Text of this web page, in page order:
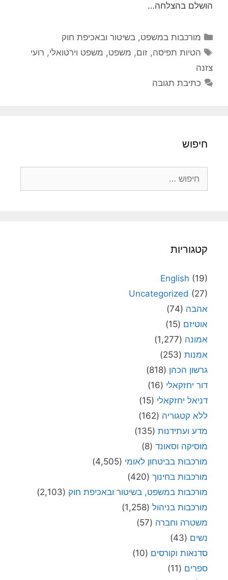
הושלם בהצלחה…
קטגוריות
מורכבות במשפט, בשיטור ובאכיפת חוק
תגיות
הטיות תפיסה,זום, משפט, משפט וירטואלי, רועי
צזנה
כתיבת תגובה
חיפוש
קטגוריות
English (19)
Uncategorized (27)
אהבה (74)
אוטיזם (15)
אמונה (1,277)
אמנות (253)
גרשון הכהן (818)
דור יחזקאלי (16)
דניאל יחזקאלי (15)
ללא קטגוריה (162)
מדע ועתידנות (135)
מוסיקה וסאונד (8)
מורכבות בביטחון לאומי (4,505)
מורכבות בחינוך (420)
מורכבות במשפט, בשיטור ובאכיפת חוק (2,103)
מורכבות בניהול (1,258)
משטרה וחברה (57)
נשים (43)
סדנאות וקורסים (10)
ספרים (11)